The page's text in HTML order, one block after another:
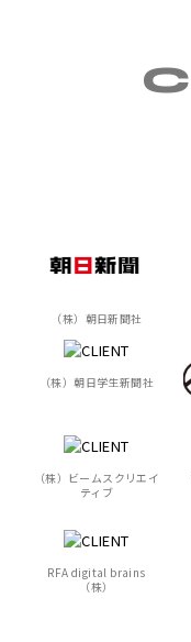
（株）朝日新聞社
（株）朝日学生新聞社
（株）ビームスクリエイ
ティブ
RFA digital brains
（株）